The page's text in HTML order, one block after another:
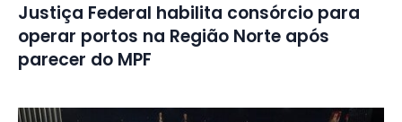
Justiça Federal habilita consórcio para
operar portos na Região Norte após
parecer do MPF